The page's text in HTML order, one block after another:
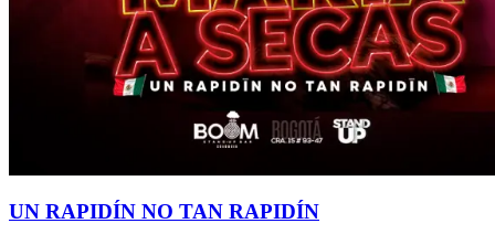
UN RAPIDÍN NO TAN RAPIDÍN